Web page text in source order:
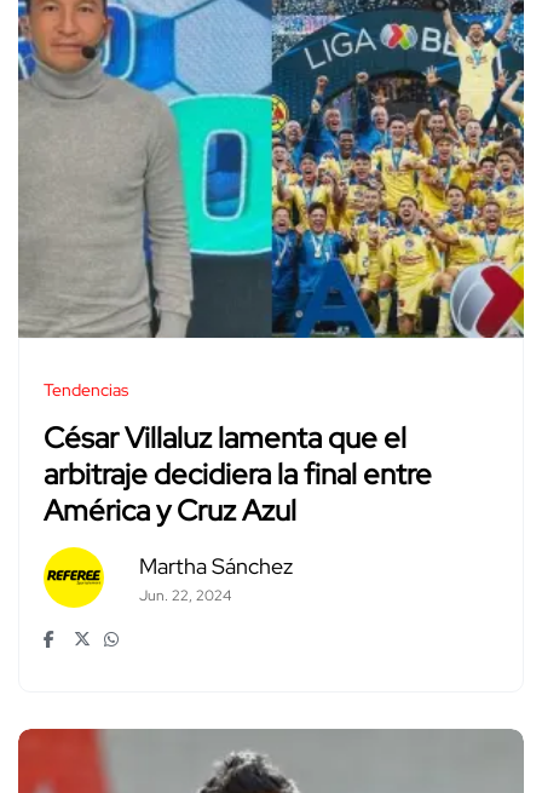
Tendencias
César Villaluz lamenta que el
arbitraje decidiera la final entre
América y Cruz Azul
Martha Sánchez
Jun. 22, 2024